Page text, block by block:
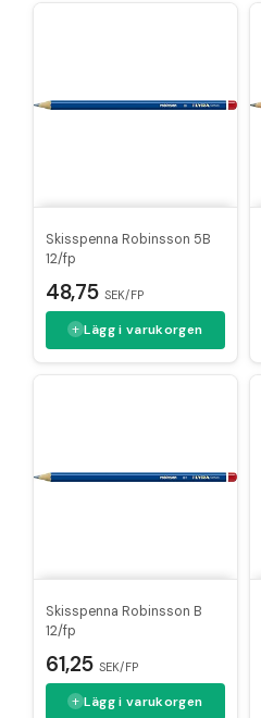
Skisspenna Robinsson 5B
12/fp
48,75 SEK/FP
Lägg i varukorgen
Skisspenna Robinsson B
12/fp
61,25 SEK/FP
Lägg i varukorgen